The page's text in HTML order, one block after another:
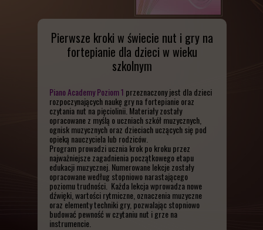
Kolędy i Pastorałki dla Pianistów
Pierwsze kroki w świecie nut i gry na
fortepianie dla dzieci w wieku
szkolnym
Piano AcademyPoziom 1 przeznaczony jest dla dzieci
rozpoczynających naukę gry na fortepianie oraz
czytania nut na pięciolinii. Materiały zostały
opracowane z myślą o uczniach szkół muzycznych,
ognisk muzycznych oraz dzieciach uczących się pod
opieką nauczyciela lub rodziców.
Program prowadzi ucznia krok po kroku przez
najważniejsze zagadnienia początkowego etapu
edukacji muzycznej. Numerowane lekcje zostały
opracowane według stopniowo narastającego
poziomu trudności. Każda lekcja wprowadza nowe
dźwięki, wartości rytmiczne, oznaczenia muzyczne
oraz elementy techniki gry, pozwalając stopniowo
budować pewność w czytaniu nut i grze na
instrumencie.